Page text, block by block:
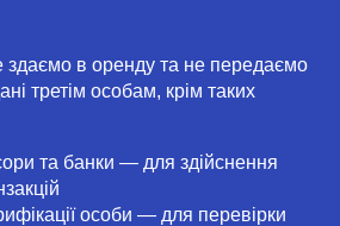
в оренду та не передаємо
третім особам, крім таких
та банки — для здійснення
особи — для перевірки